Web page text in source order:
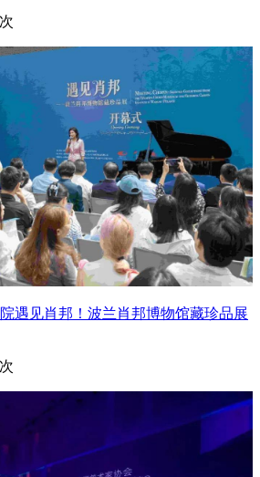
遇见肖邦！波兰肖邦博物馆藏珍品展